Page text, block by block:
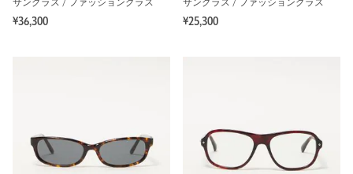
サングラス / ファッショングラス
¥36,300
サングラス / ファッショングラス
¥25,300